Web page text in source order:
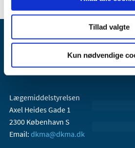
Tillad valgte
Kun nødvendige
Lægemiddelstyrelsen
Axel Heides Gade 1
2300 København S
Email: dkma@dkma.dk